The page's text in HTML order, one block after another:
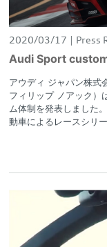
2020/03/17 Press
Audi Sport
アウディ ジャパン株式
フィリップ ノアック
ム体制を発表しました
動車によるレースシリ